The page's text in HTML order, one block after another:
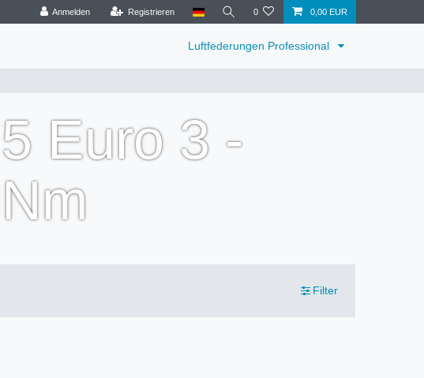
Anmelden Registrieren 0 0,00 EUR
Luftfederungen Professional
Euro 3 -
Filter